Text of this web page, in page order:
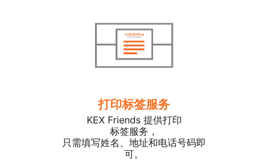
打印标签服务
KEX Friends 提供打印
标签服务，
只需填写姓名、地址和电话号码即
可。